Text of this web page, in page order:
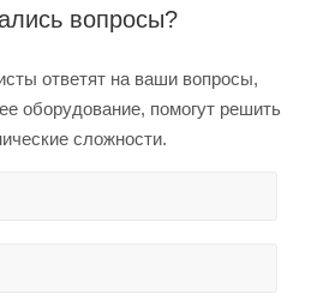
вопросы?
ответят на ваши вопросы,
оборудование, помогут решить
сложности.